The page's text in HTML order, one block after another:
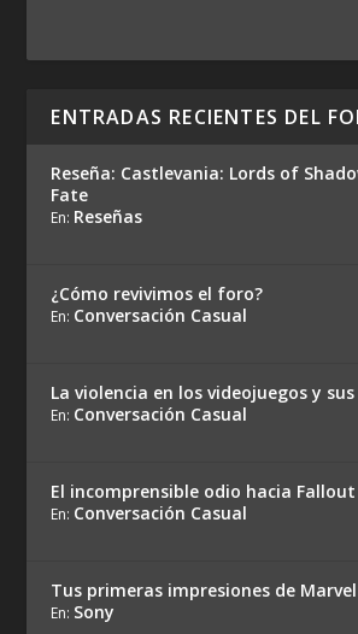
ENTRADAS RECIENTES DEL
Reseña: Castlevania: Lords of
Fate
En: Reseñas
¿Cómo revivimos el foro?
En: Conversación Casual
La violencia en los videojuegos y
En: Conversación Casual
El incomprensible odio hacia
En: Conversación Casual
Tus primeras impresiones de
En: Sony